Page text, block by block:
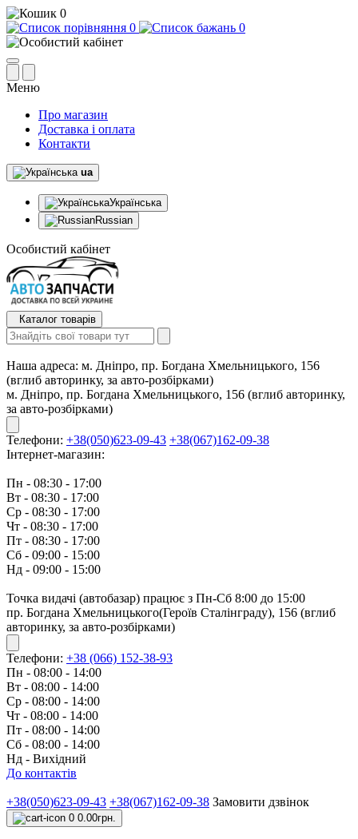
0
0
0
Меню
Про магазин
Доставка і оплата
Контакти
ua
Українська
Russian
Особистий кабінет
Каталог товарів
Наша адреса: м. Дніпро, пр. Богдана Хмельницького, 156
(вглиб авторинку, за авто-розбірками)
м. Дніпро, пр. Богдана Хмельницького, 156 (вглиб авторинку,
за авто-розбірками)
Телефони: +38(050)623-09-43 +38(067)162-09-38
Інтернет-магазин:
Пн - 08:30 - 17:00
Вт - 08:30 - 17:00
Ср - 08:30 - 17:00
Чт - 08:30 - 17:00
Пт - 08:30 - 17:00
Сб - 09:00 - 15:00
Нд - 09:00 - 15:00
Точка видачі (автобазар) працює з Пн-Сб 8:00 до 15:00
пр. Богдана Хмельницького(Героїв Сталінграду), 156 (вглиб
авторинку, за авто-розбірками)
Телефони: +38 (066) 152-38-93
Пн - 08:00 - 14:00
Вт - 08:00 - 14:00
Ср - 08:00 - 14:00
Чт - 08:00 - 14:00
Пт - 08:00 - 14:00
Сб - 08:00 - 14:00
Нд - Вихідний
До контактів
+38(050)623-09-43 +38(067)162-09-38 Замовити дзвінок
0 0.00грн.